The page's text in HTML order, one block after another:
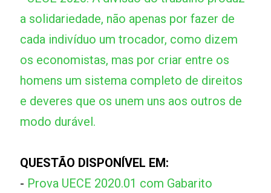
a solidariedade, não apenas por fazer de
cada indivíduo um trocador, como dizem
os economistas, mas por criar entre os
homens um sistema completo de direitos
e deveres que os unem uns aos outros de
modo durável.
QUESTÃO DISPONÍVEL EM:
- Prova UECE 2020.01 com Gabarito